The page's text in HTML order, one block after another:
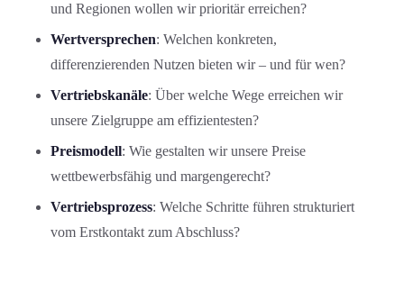
und Regionen wollen wir prioritär erreichen?
Wertversprechen: Welchen konkreten,
differenzierenden Nutzen bieten wir – und für wen?
Vertriebskanäle: Über welche Wege erreichen wir
unsere Zielgruppe am effizientesten?
Preismodell: Wie gestalten wir unsere Preise
wettbewerbsfähig und margengerecht?
Vertriebsprozess: Welche Schritte führen strukturiert
vom Erstkontakt zum Abschluss?